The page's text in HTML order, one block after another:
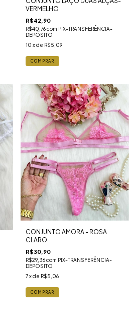
VERMELHO
R$42,90
R$40,76com PIX-TRANSFERÊNCIA-
DEPÓSITO
10 x de R$5,09
COMPRAR
CONJUNTO AMORA - ROSA
CLARO
R$30,90
R$29,36com PIX-TRANSFERÊNCIA-
DEPÓSITO
7 x de R$5,06
COMPRAR